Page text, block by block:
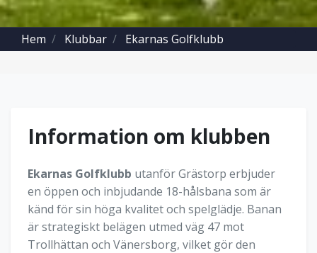
Hem Klubbar Ekarnas Golfklubb
Information om klubben
Ekarnas Golfklubb utanför Grästorp erbjuder
en öppen och inbjudande 18-hålsbana som är
känd för sin höga kvalitet och spelglädje. Banan
är strategiskt belägen utmed väg 47 mot
Trollhättan och Vänersborg, vilket gör den